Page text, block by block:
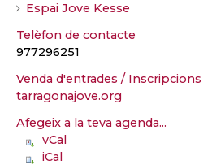
Espai Jove Kesse
Telèfon de contacte
977296251
Venda d'entrades / Inscripcions
tarragonajove.org
Afegeix a la teva agenda...
vCal
iCal